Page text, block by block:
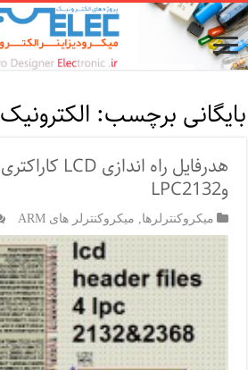
بایگانی برچسب: الکترونیک
وLPC2132
میکروکنترلرها میکروکنترلر های ARM